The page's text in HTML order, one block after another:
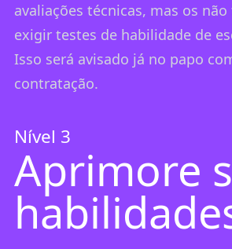
avaliações técnicas, mas os
exigir testes de habilidade de
Isso será avisado já no papo
contratação.
Nível 3
Aprimore